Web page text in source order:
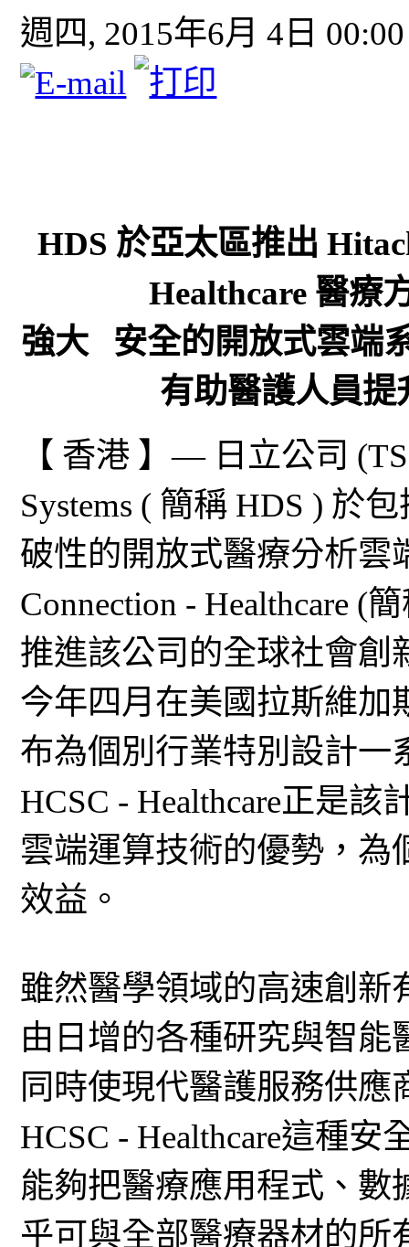
週四, 2015年6月 4日 00:00
HDS 於亞太區推出
Healthcare 醫療
強大 安全的開放式雲端
有助醫護人員
【 香港 】— 日立公司
Systems ( 簡稱 HDS ) 於
破性的開放式醫療分析雲
Connection - Healthcare (
推進該公司的全球社會創
今年四月在美國拉斯維加
布為個別行業特別設計一
HCSC - Healthcare正是
雲端運算技術的優勢，為
效益。
雖然醫學領域的高速創新
由日增的各種研究與智
同時使現代醫護服務供
HCSC - Healthcare這種
能夠把醫療應用程式、
乎可與全部醫療器材的所